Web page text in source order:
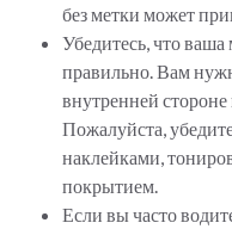
без метки может
Убедитесь, что ваша
правильно. Вам
внутренней стороне
Пожалуйста,
наклейками,
покрытием.
Если вы часто